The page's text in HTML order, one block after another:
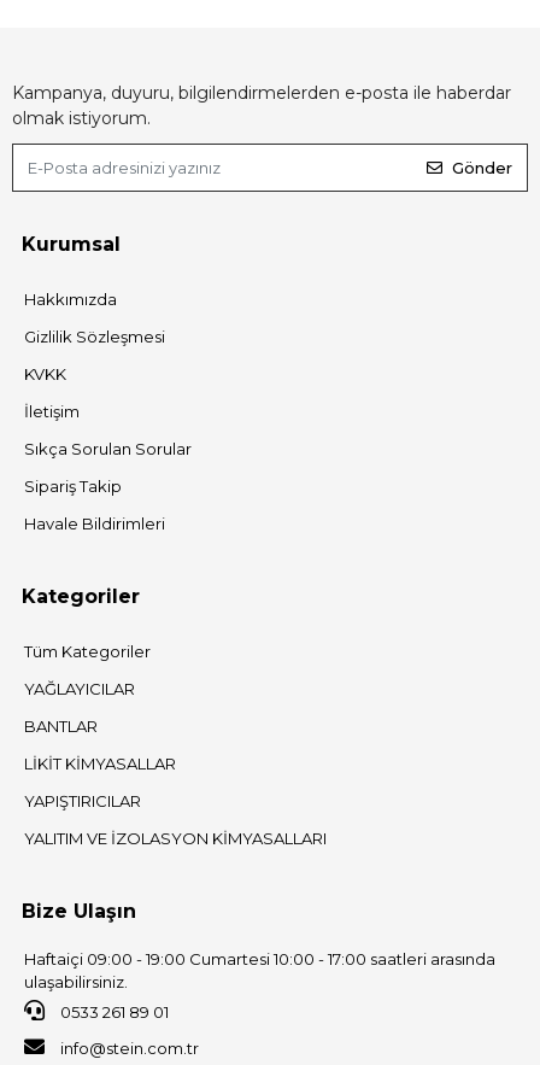
Kampanya, duyuru, bilgilendirmelerden e-posta ile haberdar
olmak istiyorum.
Gönder
Kurumsal
Hakkımızda
Gizlilik Sözleşmesi
KVKK
İletişim
Sıkça Sorulan Sorular
Sipariş Takip
Havale Bildirimleri
Kategoriler
Tüm Kategoriler
YAĞLAYICILAR
BANTLAR
LİKİT KİMYASALLAR
YAPIŞTIRICILAR
YALITIM VE İZOLASYON KİMYASALLARI
Bize Ulaşın
Haftaiçi 09:00 - 19:00 Cumartesi 10:00 - 17:00 saatleri arasında
ulaşabilirsiniz.
0533 261 89 01
info@stein.com.tr